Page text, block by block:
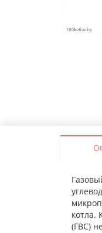
котла.
(ГВС)